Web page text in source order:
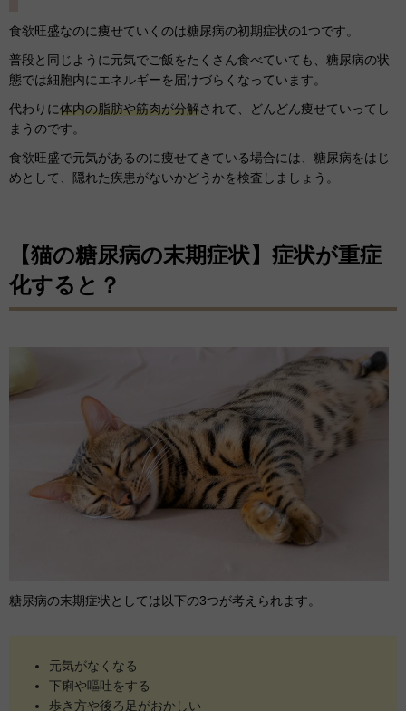
食欲旺盛なのに痩せていくのは糖尿病の初期症状の1つです。
普段と同じように元気でご飯をたくさん食べていても、糖尿病の状
態では細胞内にエネルギーを届けづらくなっています。
代わりに体内の脂肪や筋肉が分解されて、どんどん痩せていってし
まうのです。
食欲旺盛で元気があるのに痩せてきている場合には、糖尿病をはじ
めとして、隠れた疾患がないかどうかを検査しましょう。
【猫の糖尿病の末期症状】症状が重症
化すると？
糖尿病の末期症状としては以下の3つが考えられます。
元気がなくなる
下痢や嘔吐をする
歩き方や後ろ足がおかしい